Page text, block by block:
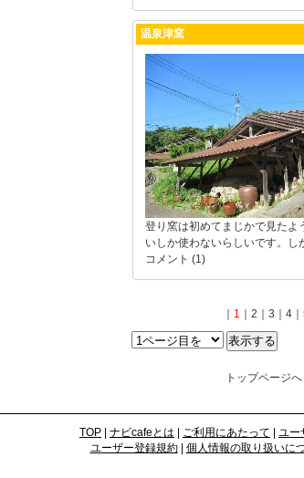
温泉津窯
登り窯は初めてまじかで見たよ
いしか使わないらしいです。し
コメント (1)
1 2 3 4
トップページへ
TOP ナビcafeとは ご利用にあたって ユー
ユーザー登録規約| 個人情報の取り扱いに